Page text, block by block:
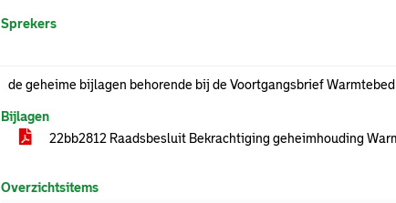
Sprekers
de geheime bijlagen behorende bij de Voortgangsbrief
Bijlagen
22bb2812 Raadsbesluit Bekrachtiging geheimhouding
Overzichtsitems